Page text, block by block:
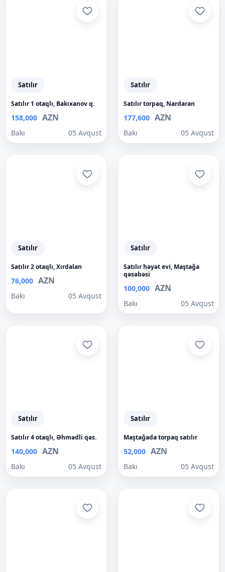
Satılır
Satılır 1 otaqlı, Bakıxanov q.
158,000 AZN
Bakı 05 Avqust
Satılır
Satılır torpaq, Nardaran
177,600 AZN
Bakı 05 Avqust
Satılır
Satılır 2 otaqlı, Xırdalan
76,000 AZN
Bakı 05 Avqust
Satılır
Satılır həyət evi, Maştağa
qəsəbəsi
100,000 AZN
Bakı 05 Avqust
Satılır
Satılır 4 otaqlı, Əhmədli qəs.
140,000 AZN
Bakı 05 Avqust
Satılır
Maştağada torpaq satılır
52,000 AZN
Bakı 05 Avqust